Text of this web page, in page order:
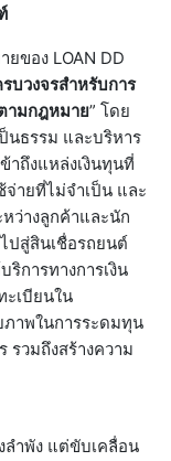
ยของ LOAN DD
บวงจรสำหรับการ
ามกฎหมาย” โดย
นธรรม และบริหาร
าถึงแหล่งเงินทุนที่
ายที่ไม่จำเป็น และ
ว่างลูกค้าและนัก
ปสู่สินเชื่อรถยนต์
การทางการเงิน
ะเบียนใน
าพในการระดมทุน
รวมถึงสร้างความ
ลำพัง แต่ขับเคลื่อน